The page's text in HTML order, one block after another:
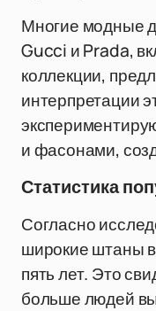
Многие модные
Gucci и Prada,
коллекции,
интерпретации
и фасонами,
Статистика
Согласно
широкие штаны
пять лет. Это
больше людей